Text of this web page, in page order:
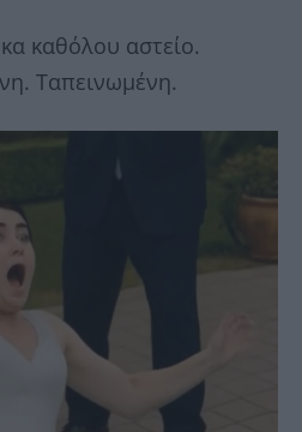
καθόλου αστείο.
Ταπεινωμένη.